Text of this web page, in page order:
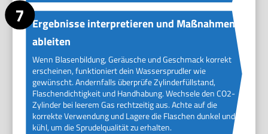
Ergebnisse interpretieren und Maßnahmen
ableiten
Wenn Blasenbildung, Geräusche und Geschmack korrekt
erscheinen, funktioniert dein Wassersprudler wie
gewünscht. Andernfalls überprüfe Zylinderfüllstand,
Flaschendichtigkeit und Handhabung. Wechsele den CO2-
Zylinder bei leerem Gas rechtzeitig aus. Achte auf die
korrekte Verwendung und Lagere die Flaschen dunkel und
kühl, um die Sprudelqualität zu erhalten.